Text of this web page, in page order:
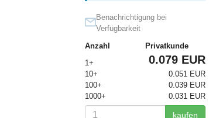
Benachrichtigung bei
Verfügbarkeit
Anzahl
Privatkunde
1+
0.079 EUR
10+
0.051 EUR
100+
0.039 EUR
1000+
0.031 EUR
kaufen